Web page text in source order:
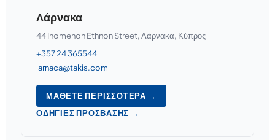
Λάρνακα
44 Inomenon Ethnon Street, Λάρνακα, Κύπρος
+357 24 365544
larnaca@takis.com
ΜΆΘΕΤΕ ΠΕΡΙΣΣΌΤΕΡΑ →
ΟΔΗΓΊΕΣ ΠΡΌΣΒΑΣΗΣ →